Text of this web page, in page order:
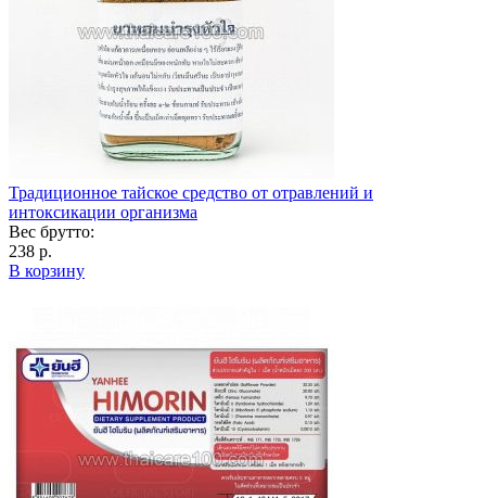
Традиционное тайское средство от отравлений и
интоксикации организма
Вес брутто:
238 р.
В корзину